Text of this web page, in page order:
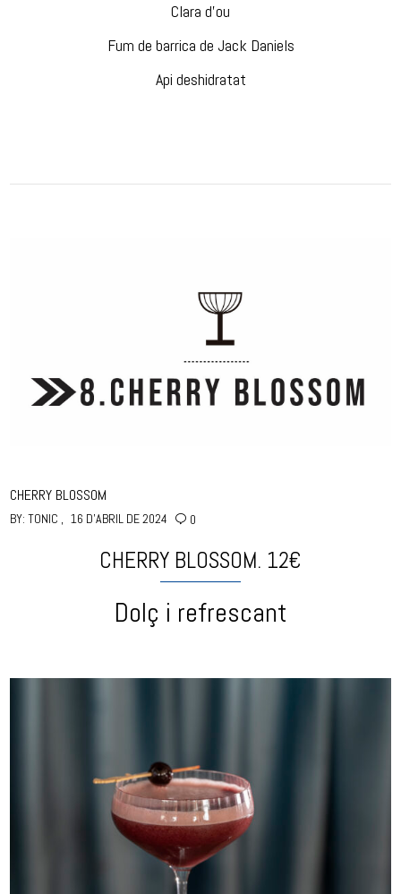
Clara d’ou
Fum de barrica de Jack Daniels
Api deshidratat
CHERRY BLOSSOM
BY:TONIC 16 D'ABRIL DE 2024 0
CHERRY BLOSSOM. 12€
Dolç i refrescant